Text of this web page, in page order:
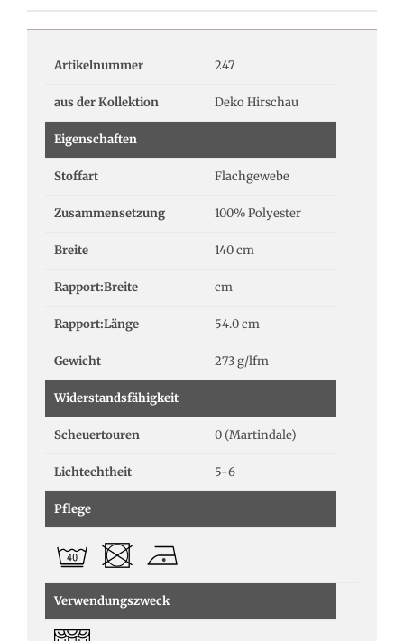
Artikelnummer 247
aus der Kollektion Deko Hirschau
Eigenschaften
Stoffart Flachgewebe
Zusammensetzung 100% Polyester
Breite 140 cm
Rapport:Breite cm
Rapport:Länge 54.0 cm
Gewicht 273 g/lfm
Widerstandsfähigkeit
Scheuertouren 0 (Martindale)
Lichtechtheit 5-6
Pflege
Verwendungszweck